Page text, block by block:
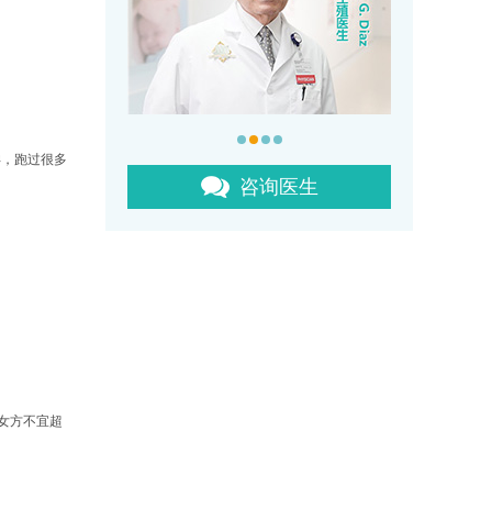
跑过很多
方不宜超
Dr.David G.Diaz
全美最佳生殖医生
咨询医生